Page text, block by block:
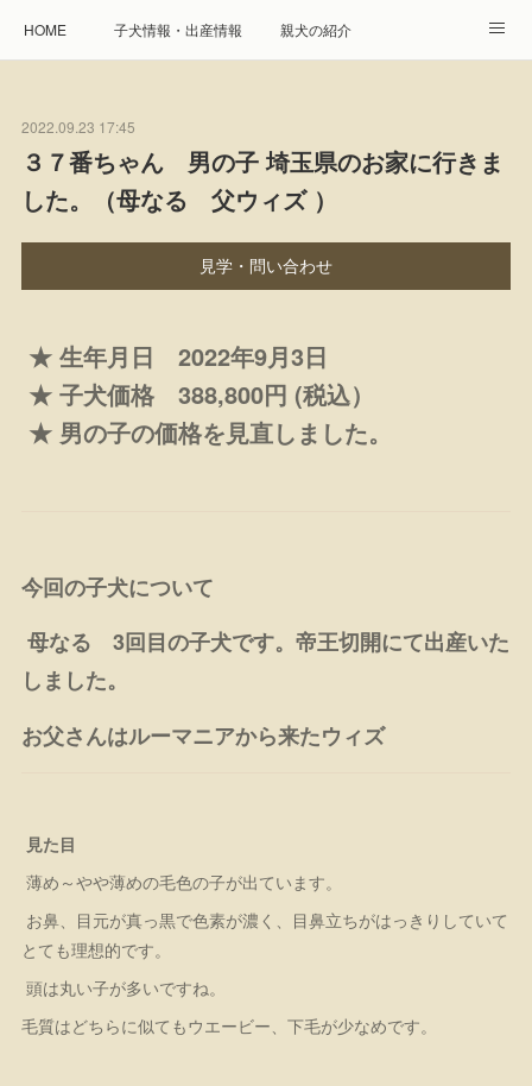
HOME 子犬情報・出産情報 親犬の紹介
遺伝疾患への取り組み
プレジール親睦会 特定商取引に基づく表記
2022.09.23 17:45
３７番ちゃん 男の子 埼玉県のお家に行きま
した。（母なる 父ウィズ ）
見学・問い合わせ
★ 生年月日 2022年9月3日
★ 子犬価格 388,800円 (税込）
★ 男の子の価格を見直しました。
今回の子犬について
母なる 3回目の子犬です。帝王切開にて出産いた
しました。
お父さんはルーマニアから来たウィズ
見た目
薄め～やや薄めの毛色の子が出ています。
お鼻、目元が真っ黒で色素が濃く、目鼻立ちがはっきりしていて
とても理想的です。
頭は丸い子が多いですね。
毛質はどちらに似てもウエービー、下毛が少なめです。